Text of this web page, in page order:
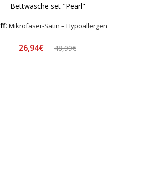
Bettwäsche set "Pearl"
Mikrofaser-Satin – Hypoallergen
26,94€ 48,99€